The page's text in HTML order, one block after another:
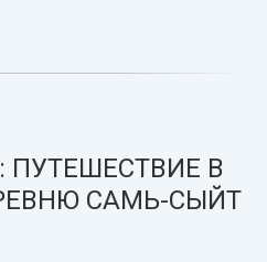
ПУТЕШЕСТВИЕ В
САМЬ-СЫЙТ